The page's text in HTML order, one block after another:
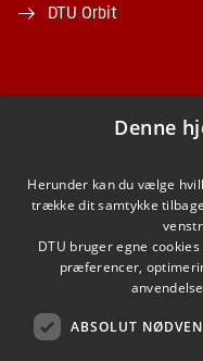
DTU Orbit
Denne
Herunder kan du vælge
trække dit samtykke
DTU bruger egne
præferencer,
ABSOLUT